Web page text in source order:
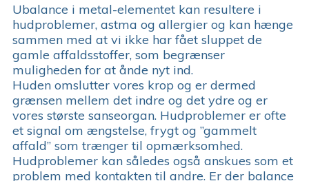
Ubalance i metal-elementet kan resultere i
hudproblemer, astma og allergier og kan hænge
sammen med at vi ikke har fået sluppet de
gamle affaldsstoffer, som begrænser
muligheden for at ånde nyt ind.
Huden omslutter vores krop og er dermed
grænsen mellem det indre og det ydre og er
vores største sanseorgan. Hudproblemer er ofte
et signal om ængstelse, frygt og ”gammelt
affald” som trænger til opmærksomhed.
Hudproblemer kan således også anskues som et
problem med kontakten til andre. Er der balance